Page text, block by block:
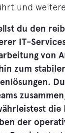
und
du den
IT-
von
zum
die
der